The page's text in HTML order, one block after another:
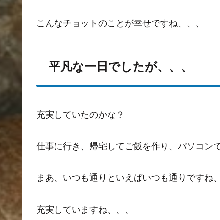
こんなチョットのことが幸せですね、、、
平凡な一日でしたが、、、
充実していたのかな？
仕事に行き、帰宅してご飯を作り、パソコン
まあ、いつも通りといえばいつも通りですね、
充実していますね、、、